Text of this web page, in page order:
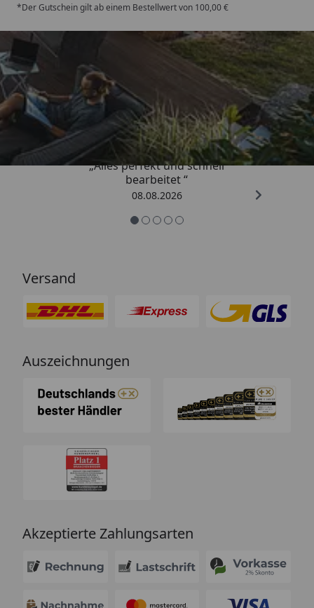
*Der Gutschein gilt ab einem Bestellwert von 100,00 €
Trusted Shops
4,81/ 5
„Alles perfekt und schnell
bearbeitet “
08.08.2026
Versand
Auszeichnungen
Akzeptierte Zahlungsarten